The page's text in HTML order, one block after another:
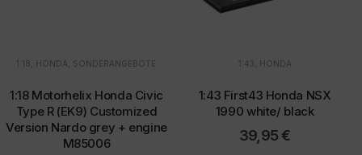
1:18 HONDA SONDERANGEBOTE
1:18 Motorhelix Honda Civic
Type R (EK9) Customized
Version Nardo grey + engine
M85006
1:43 HONDA
1:43 First43 Honda NSX
1990 white/ black
39,95€